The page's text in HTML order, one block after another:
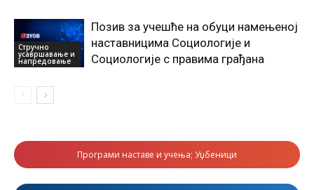
Стручно
усавршавање и
напредовање
Позив за учешће на обуци намењеној
наставницима Социологије и
Социологије с правима грађана
Програми наставе и учења; Уџбеници